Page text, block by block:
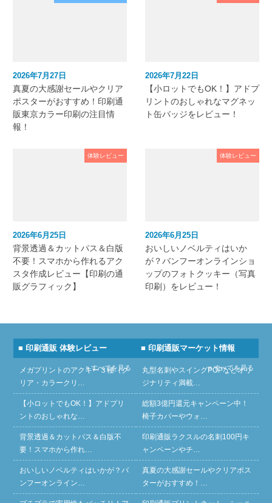
2026年7月27日
真夏の大感謝セールやクリア
ポスターがおすすめ！印刷通
販東京カラー印刷の注目情
報！
2026年7月22日
【小ロットでもOK！】アドプ
リントのおしゃれなマグネッ
ト缶バッジをレビュー！
体験レビュー
2026年6月25日
背景透過＆カットパス＆白版
不要！スマホから作れるアク
スタ作成レビュー【印刷の通
販グラフィック】
体験レビュー
2026年6月25日
おいしいノベルティはいか
が？バンフーオンラインショ
ップのフォトクッキー（写真
印刷）をレビュー！
■ 印刷通販 体験レビュー
» すべてを見る
メガプリントのアクキー３種（ク
リア・カラークリ…
【小ロットでもOK！】アドプリ
ントのおしゃれな…
背景透過＆カットパス＆白版不
要！スマホから作れ…
おいしいノベルティはいかが？バ
ンフーオンライン…
■ 印刷通販マーケット情報
» すべてを見る
丸型名刺やスイングPOPなどオリ
ジナリティ満載…
総額3億円還元キャンペーン中！
椅子カバーやウォ…
印刷通販ラクスルの名刺100円キ
ャンペーンやチ…
真夏の大感謝セールやクリアポス
ターがおすすめ！…